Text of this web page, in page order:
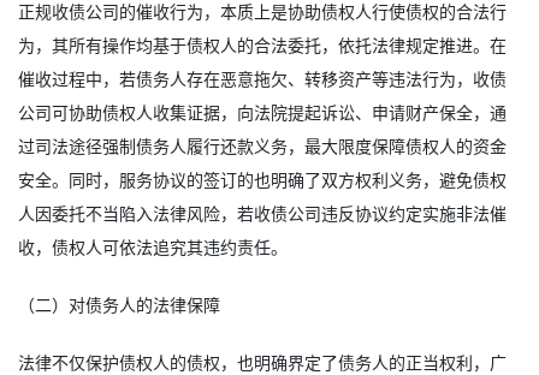
正规收债公司的催收行为，本质上是协助债权人行使债权的合法行
为，其所有操作均基于债权人的合法委托，依托法律规定推进。在
催收过程中，若债务人存在恶意拖欠、转移资产等违法行为，收债
公司可协助债权人收集证据，向法院提起诉讼、申请财产保全，通
过司法途径强制债务人履行还款义务，最大限度保障债权人的资金
安全。同时，服务协议的签订的也明确了双方权利义务，避免债权
人因委托不当陷入法律风险，若收债公司违反协议约定实施非法催
收，债权人可依法追究其违约责任。
（二）对债务人的法律保障
法律不仅保护债权人的债权，也明确界定了债务人的正当权利，广